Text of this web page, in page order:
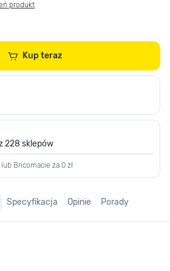
produkt
Kup teraz
228 sklepów
Bricomacie za 0 zł
Specyfikacja Opinie Porady